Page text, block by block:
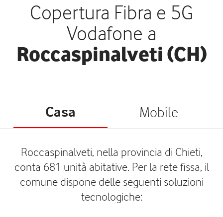
Copertura Fibra e 5G
Vodafone a
Roccaspinalveti (CH)
Casa Mobile
Roccaspinalveti, nella provincia di Chieti,
conta 681 unità abitative. Per la rete fissa, il
comune dispone delle seguenti soluzioni
tecnologiche: